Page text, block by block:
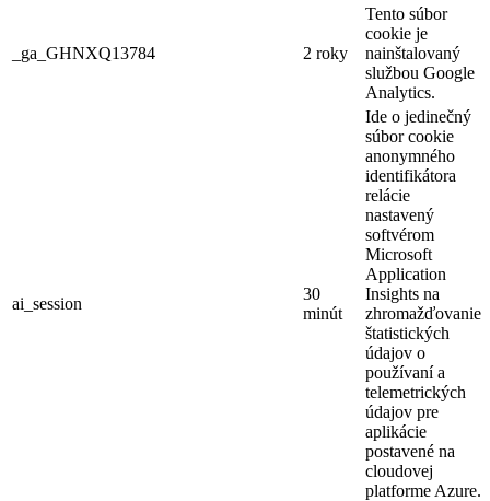
_ga_GHNXQ13784 2 roky
Tento súbor
cookie je
nainštalovaný
službou Google
Analytics.
ai_session
30
minút
Ide o jedinečný
súbor cookie
anonymného
identifikátora
relácie
nastavený
softvérom
Microsoft
Application
Insights na
zhromažďovanie
štatistických
údajov o
používaní a
telemetrických
údajov pre
aplikácie
postavené na
cloudovej
platforme Azure.